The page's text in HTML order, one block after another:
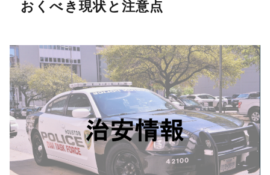
おくべき現状と注意点